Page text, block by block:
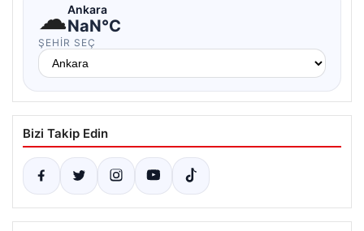
☁Ankara
NaN°C
ŞEHIR SEÇ
Bizi Takip Edin